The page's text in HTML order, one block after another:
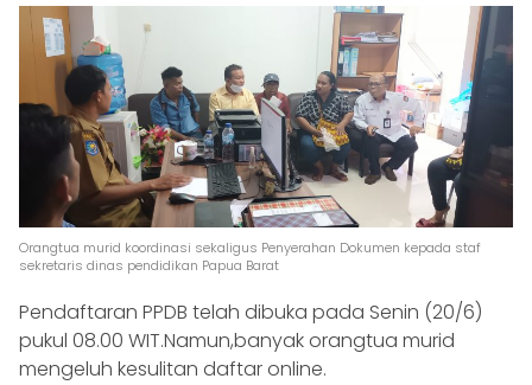
Orangtua murid koordinasi sekaligus Penyerahan Dokumen kepada staf
sekretaris dinas pendidikan Papua Barat
Pendaftaran PPDB telah dibuka pada Senin (20/6)
pukul 08.00 WIT.Namun,banyak orangtua murid
mengeluh kesulitan daftar online.